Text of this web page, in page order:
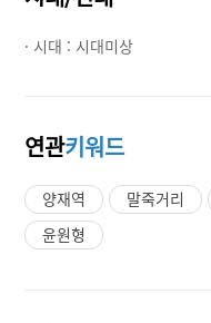
· 시대 : 시대미상
연관키워드
양재역 말죽거리
윤원형